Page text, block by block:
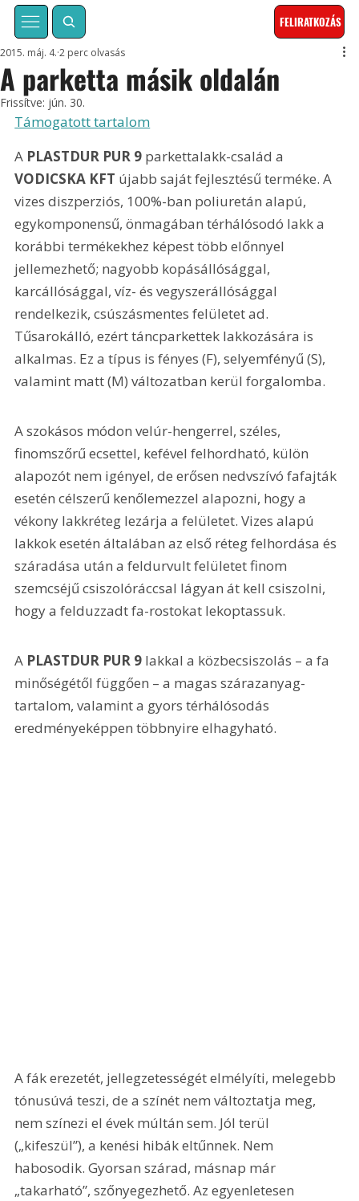
FELIRATKOZÁS
A parketta másik oldalán
2015. máj. 4. 2 perc olvasás
Frissítve: jún. 30.
Támogatott tartalom
A PLASTDUR PUR 9 parkettalakk-család a
VODICSKA KFT újabb saját fejlesztésű terméke. A
vizes diszperziós, 100%-ban poliuretán alapú,
egykomponensű, önmagában térhálósodó lakk a
korábbi termékekhez képest több előnnyel
jellemezhető; nagyobb kopásállósággal,
karcállósággal, víz- és vegyszerállósággal
rendelkezik, csúszásmentes felületet ad.
Tűsarokálló, ezért táncparkettek lakkozására is
alkalmas. Ez a típus is fényes (F), selyemfényű (S),
valamint matt (M) változatban kerül forgalomba.
A szokásos módon velúr-hengerrel, széles,
finomszőrű ecsettel, kefével felhordható, külön
alapozót nem igényel, de erősen nedvszívó fafajták
esetén célszerű kenőlemezzel alapozni, hogy a
vékony lakkréteg lezárja a felületet. Vizes alapú
lakkok esetén általában az első réteg felhordása és
száradása után a feldurvult felületet finom
szemcséjű csiszolóráccsal lágyan át kell csiszolni,
hogy a felduzzadt fa-rostokat lekoptassuk.
A PLASTDUR PUR 9 lakkal a közbecsiszolás – a fa
minőségétől függően – a magas szárazanyag-
tartalom, valamint a gyors térhálósodás
eredményeképpen többnyire elhagyható.
A fák erezetét, jellegzetességét elmélyíti, melegebb
tónusúvá teszi, de a színét nem változtatja meg,
nem színezi el évek múltán sem. Jól terül
(„kifeszül”), a kenési hibák eltűnnek. Nem
habosodik. Gyorsan szárad, másnap már
„takarható”, szőnyegezhető. Az egyenletesen